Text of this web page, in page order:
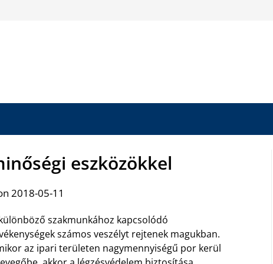
eszközökkel
2018-05-11
szakmunkához kapcsolódó
számos veszélyt rejtenek magukban.
az ipari területen nagymennyiségű por kerül